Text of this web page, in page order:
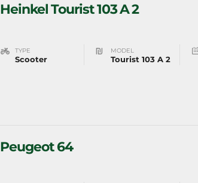
Heinkel Tourist 103 A 2
TYPE
Scooter
MODEL
Tourist 103 A 2
Peugeot 64